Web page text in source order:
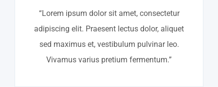
“Lorem ipsum dolor sit amet, consectetur
adipiscing elit. Praesent lectus dolor, aliquet
sed maximus et, vestibulum pulvinar leo.
Vivamus varius pretium fermentum.”